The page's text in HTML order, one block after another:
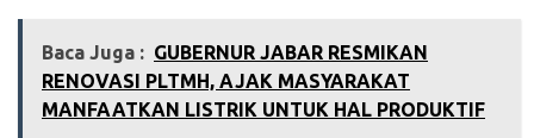
Baca Juga : GUBERNUR JABAR RESMIKAN
RENOVASI PLTMH, AJAK MASYARAKAT
MANFAATKAN LISTRIK UNTUK HAL PRODUKTIF